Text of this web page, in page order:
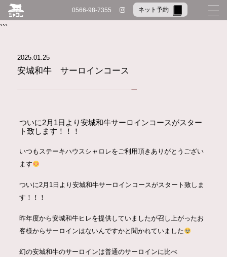
0566-98-7355 ネット予約
```
2025.01.25
安城和牛 サーロインコース
ついに2月1日より安城和牛サーロインコースがスター
ト致します！！！
いつもステーキハウスシャロレをご利用頂きありがとうござい
ます
ついに2月1日より安城和牛サーロインコースがスタート致しま
す！！！
昨年度から安城和牛ヒレを提供していましたが召し上がったお
客様からサーロインはないんですかと聞かれていました
幻の安城和牛のサーロインは普通のサーロインに比べ